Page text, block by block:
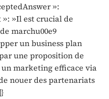
»:
»: »Il est crucial de
marchu00e9
un business plan
une proposition de
marketing efficace via
nouer des partenariats